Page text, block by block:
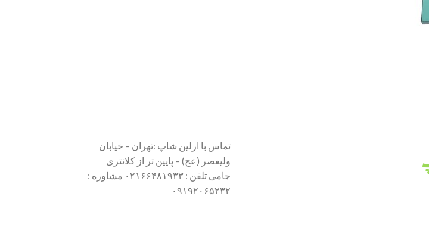
تماس با ارلین شاپ :تهران – خیابان
ولیعصر (عج) – پایین تر از کلانتری
جامی تلفن : ۰۲۱۶۶۴۸۱۹۳۳ مشاوره :
۰۹۱۹۲۰۶۵۲۳۲